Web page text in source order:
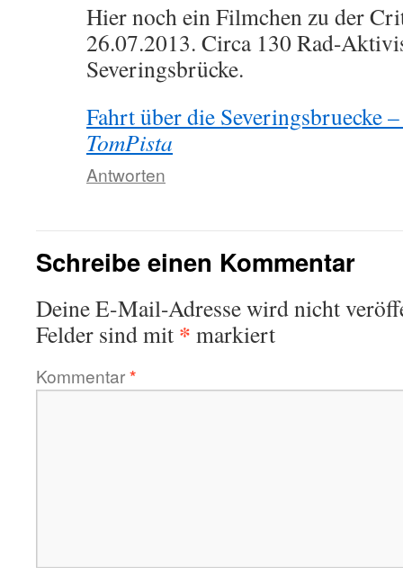
Hier noch ein Filmchen zu der
26.07.2013. Circa 130 Rad-
Severingsbrücke.
Fahrt über die
TomPista
Antworten
Schreibe einen Kommentar
Deine E-Mail-Adresse wird nicht
Felder sind mit * markiert
Kommentar*